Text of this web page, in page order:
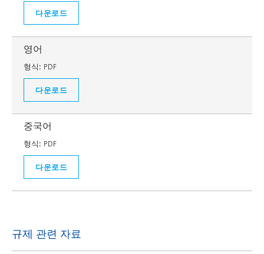
다운로드
영어
형식: PDF
다운로드
중국어
형식: PDF
다운로드
규제 관련 자료